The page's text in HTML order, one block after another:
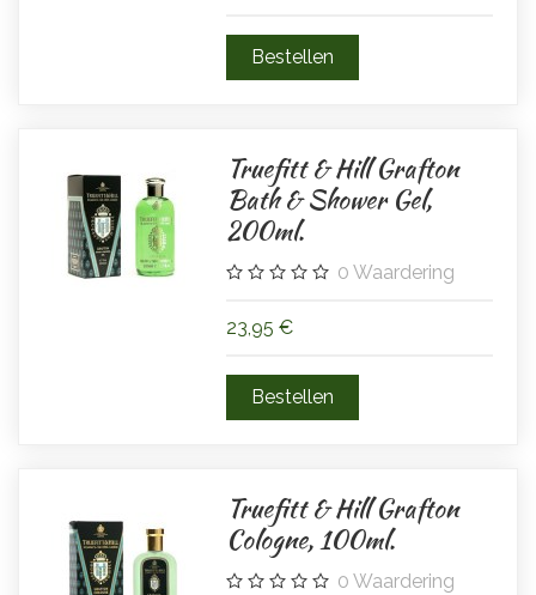
Truefitt & Hill Grafton
Bath & Shower Gel,
200ml.
0 Waardering
23,95 €
Truefitt & Hill Grafton
Cologne, 100ml.
0 Waardering